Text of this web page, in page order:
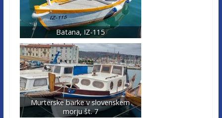
Batana, IZ-115
Murterske barke v slovenskem
morju št. 7